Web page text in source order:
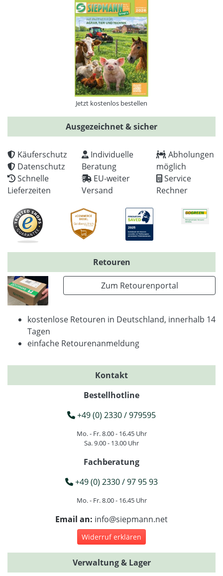
Jetzt kostenlos bestellen
Ausgezeichnet & sicher
Käuferschutz
Datenschutz
Schnelle
Lieferzeiten
Individuelle
Beratung
EU-weiter
Versand
Abholungen
möglich
Service
Rechner
Retouren
Zum Retourenportal
kostenlose Retouren in Deutschland, innerhalb 14
Tagen
einfache Retourenanmeldung
Kontakt
Bestellhotline
+49 (0) 2330 / 979595
Mo. - Fr. 8.00 - 16.45 Uhr
Sa. 9.00 - 13.00 Uhr
Fachberatung
+49 (0) 2330 / 97 95 93
Mo. - Fr. 8.00 - 16.45 Uhr
Email an: info@siepmann.net
Widerruf erklären
Verwaltung & Lager